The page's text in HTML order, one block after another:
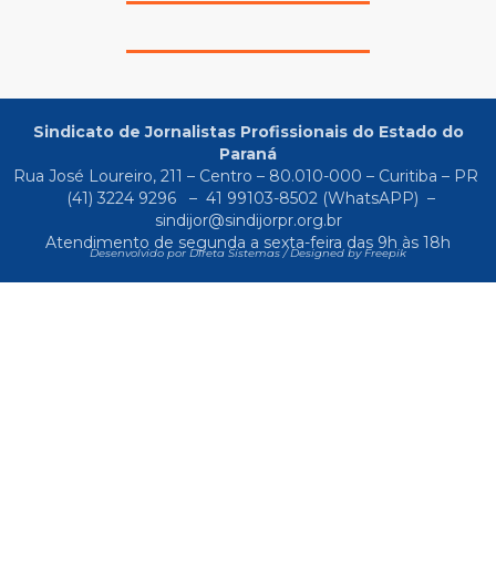
Sindicato de Jornalistas Profissionais do Estado do
Paraná
Rua José Loureiro, 211 – Centro – 80.010-000 – Curitiba – PR
(41) 3224 9296
– 41 99103-8502(WhatsAPP) –
sindijor@sindijorpr.org.br
Atendimento de segunda a sexta-feira das 9h às 18h
Desenvolvido por Direta Sistemas /Designed by Freepik